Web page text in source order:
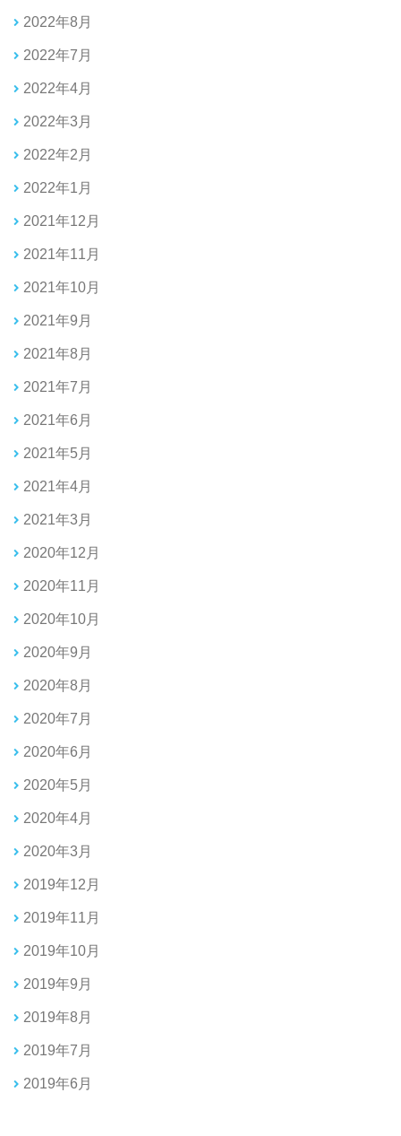
2022年8月
2022年7月
2022年4月
2022年3月
2022年2月
2022年1月
2021年12月
2021年11月
2021年10月
2021年9月
2021年8月
2021年7月
2021年6月
2021年5月
2021年4月
2021年3月
2020年12月
2020年11月
2020年10月
2020年9月
2020年8月
2020年7月
2020年6月
2020年5月
2020年4月
2020年3月
2019年12月
2019年11月
2019年10月
2019年9月
2019年8月
2019年7月
2019年6月